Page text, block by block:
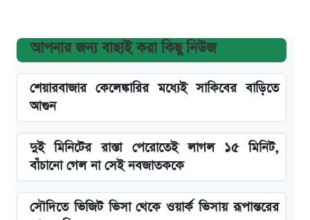
আপনার জন্য বাছাই করা কিছু নিউজ
শেয়ারবাজার কেলেঙ্কারির মধ্যেই সাকিবের বাড়িতে
আগুন
দুই মিনিটের রাস্তা পেরোতেই লাগল ১৫ মিনিট,
বাঁচানো গেল না সেই নবজাতককে
সৌদিতে ভিজিট ভিসা থেকে ওয়ার্ক ভিসায় রূপান্তরের